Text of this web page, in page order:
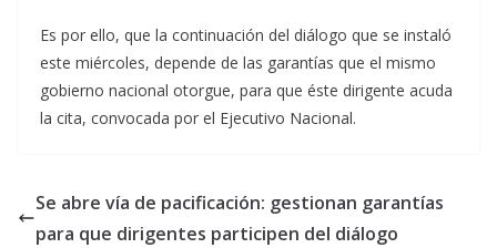
Es por ello, que la continuación del diálogo que se instaló
este miércoles, depende de las garantías que el mismo
gobierno nacional otorgue, para que éste dirigente acuda
la cita, convocada por el Ejecutivo Nacional.
Se abre vía de pacificación: gestionan garantías
para que dirigentes participen del diálogo